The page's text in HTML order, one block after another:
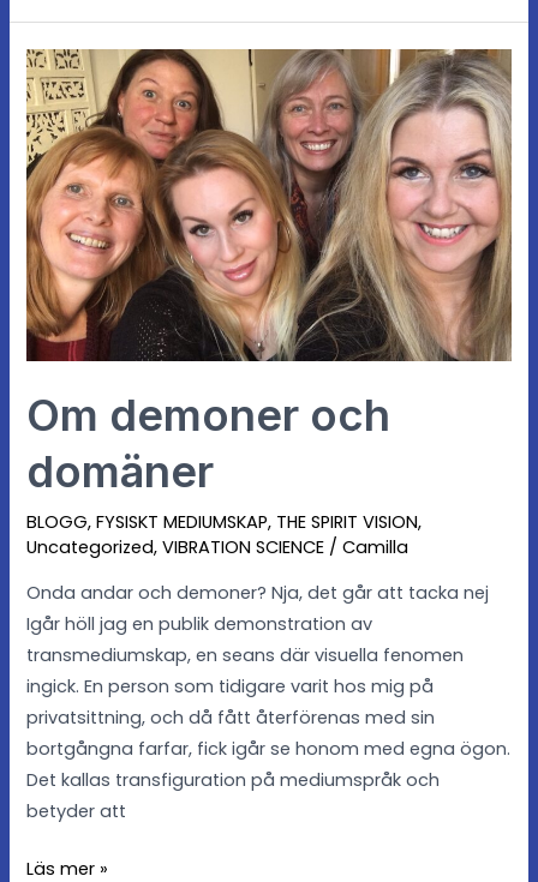
Om demoner och
domäner
BLOGG,FYSISKT MEDIUMSKAP, THE SPIRIT VISION,
Uncategorized,VIBRATION SCIENCE /Camilla
Onda andar och demoner? Nja, det går att tacka nej
Igår höll jag en publik demonstration av
transmediumskap, en seans där visuella fenomen
ingick. En person som tidigare varit hos mig på
privatsittning, och då fått återförenas med sin
bortgångna farfar, fick igår se honom med egna ögon.
Det kallas transfiguration på mediumspråk och
betyder att
Om
demoner
och
domäner
Läs mer »